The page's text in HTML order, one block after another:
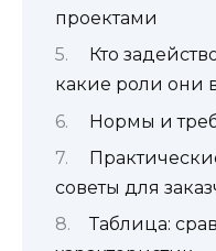
проектами
Кто
какие роли они
Нормы и
советы для
Таблица: